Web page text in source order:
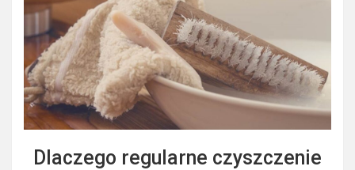
Dlaczego regularne czyszczenie